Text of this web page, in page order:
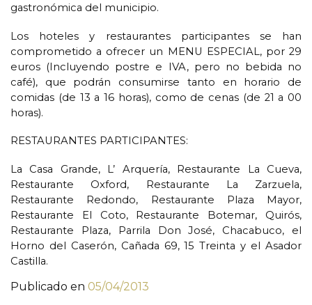
gastronómica del municipio.
Los hoteles y restaurantes participantes se han
comprometido a ofrecer un MENU ESPECIAL, por 29
euros (Incluyendo postre e IVA, pero no bebida no
café), que podrán consumirse tanto en horario de
comidas (de 13 a 16 horas), como de cenas (de 21 a 00
horas).
RESTAURANTES PARTICIPANTES:
La Casa Grande, L’ Arquería, Restaurante La Cueva,
Restaurante Oxford, Restaurante La Zarzuela,
Restaurante Redondo, Restaurante Plaza Mayor,
Restaurante El Coto, Restaurante Botemar, Quirós,
Restaurante Plaza, Parrila Don José, Chacabuco, el
Horno del Caserón, Cañada 69, 15 Treinta y el Asador
Castilla.
Publicado en 05/04/2013